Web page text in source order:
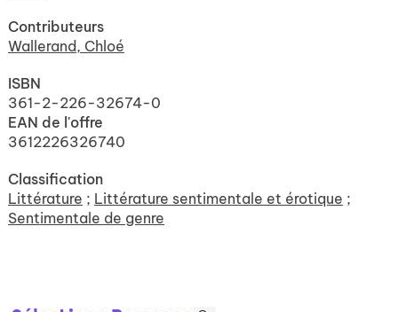
Contributeurs
Wallerand, Chloé
ISBN
361-2-226-32674-0
EAN de l'offre
3612226326740
Classification
Littérature ; Littérature sentimentale et érotique ;
Sentimentale de genre